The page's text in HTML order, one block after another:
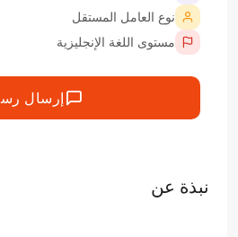
نوع العامل المستقل
مستوى اللغة الإنجليزية
إرسال
نبذة عن